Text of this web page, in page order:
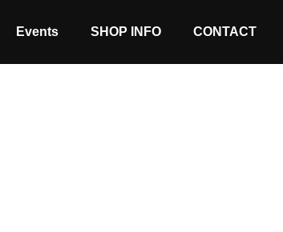
Events SHOP INFO CONTACT